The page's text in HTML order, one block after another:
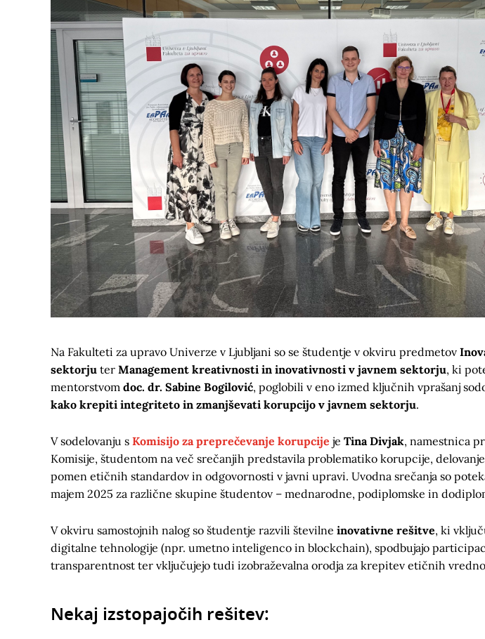
Na Fakulteti za upravo Univerze v Ljubljani so se študentje v okviru predmetov
sektorju ter Management kreativnosti in inovativnosti v javnem sektorju, ki
mentorstvom doc. dr. Sabine Bogilović, poglobili v eno izmed ključnih vprašanj
kako krepiti integriteto in zmanjševati korupcijo v javnem sektorju.
V sodelovanju s Komisijo za preprečevanje korupcije je Tina Divjak, namestnica
Komisije, študentom na več srečanjih predstavila problematiko korupcije,
pomen etičnih standardov in odgovornosti v javni upravi. Uvodna srečanja so
majem 2025 za različne skupine študentov – mednarodne, podiplomske in
V okviru samostojnih nalog so študentje razvili številne inovativne rešitve, ki
digitalne tehnologije (npr. umetno inteligenco in blockchain), spodbujajo
transparentnost ter vključujejo tudi izobraževalna orodja za krepitev etičnih
Nekaj izstopajočih rešitev: